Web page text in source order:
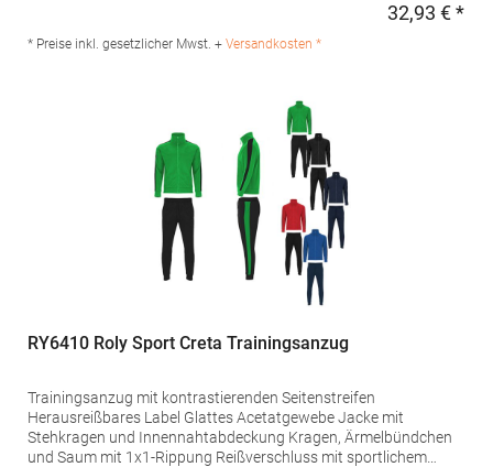
Herausreißbares LabelPfegehinweis: 30 °C waschbarBügeln
erlaubtAngaben zur Produktsicherheit: Herstellernummer:
g/m²Materialzusammensetzung: 100% Polyester
32,93 € *
* Preise inkl. gesetzlicher Mwst. + Versandkosten *
RY6410 Roly Sport Creta Trainingsanzug
Trainingsanzug mit kontrastierenden Seitenstreifen
Herausreißbares Label Glattes Acetatgewebe Jacke mit
Stehkragen und Innennahtabdeckung Kragen, Ärmelbündchen
und Saum mit 1x1-Rippung Reißverschluss mit sportlichem